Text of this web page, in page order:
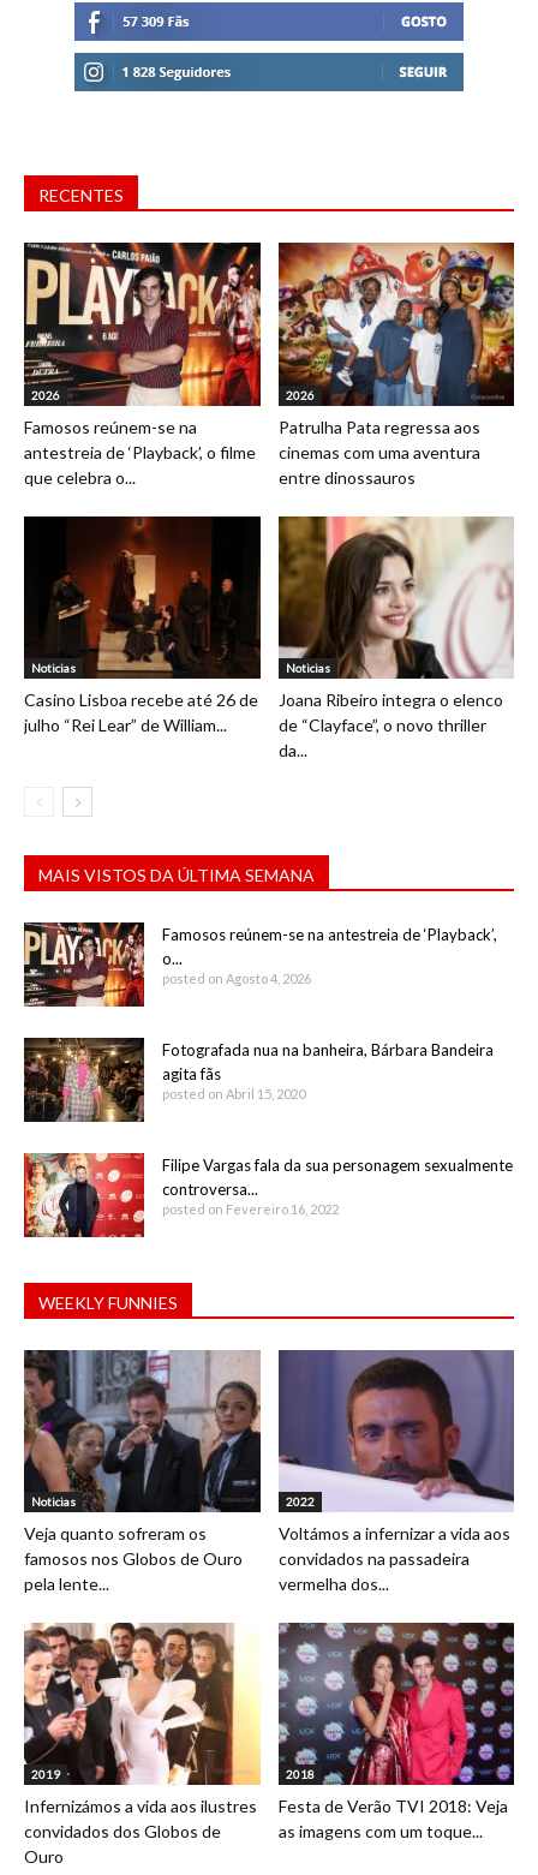
RECENTES
2026
Famosos reúnem-se na
antestreia de ‘Playback’, o filme
que celebra o...
2026
Patrulha Pata regressa aos
cinemas com uma aventura
entre dinossauros
Noticias
Casino Lisboa recebe até 26 de
julho “Rei Lear” de William...
Noticias
Joana Ribeiro integra o elenco
de “Clayface”, o novo thriller
da...
MAIS VISTOS DA ÚLTIMA SEMANA
Famosos reúnem-se na antestreia de ‘Playback’,
o...
posted on Agosto 4, 2026
Fotografada nua na banheira, Bárbara Bandeira
agita fãs
posted on Abril 15, 2020
Filipe Vargas fala da sua personagem sexualmente
controversa...
posted on Fevereiro 16, 2022
WEEKLY FUNNIES
Noticias
Veja quanto sofreram os
famosos nos Globos de Ouro
pela lente...
2022
Voltámos a infernizar a vida aos
convidados na passadeira
vermelha dos...
2019
Infernizámos a vida aos ilustres
convidados dos Globos de
Ouro
2018
Festa de Verão TVI 2018: Veja
as imagens com um toque...